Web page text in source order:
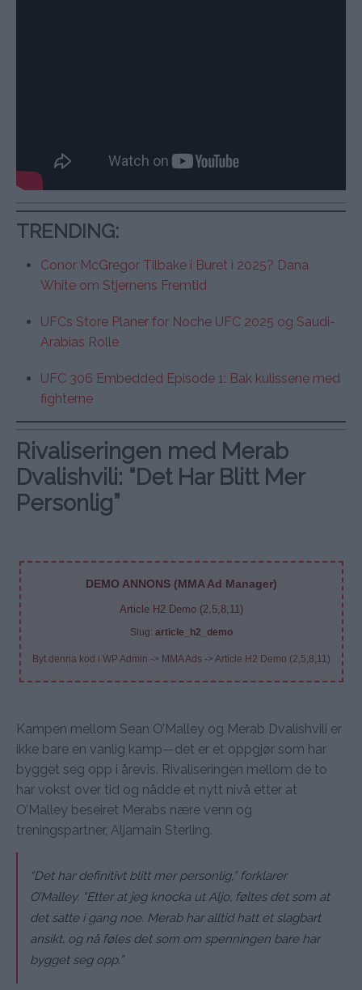
TRENDING:
Conor McGregor Tilbake i Buret i 2025? Dana
White om Stjernens Fremtid
UFCs Store Planer for Noche UFC 2025 og Saudi-
Arabias Rolle
UFC 306 Embedded Episode 1: Bak kulissene med
fighterne
Rivaliseringen med Merab
Dvalishvili: “Det Har Blitt Mer
Personlig”
DEMO ANNONS (MMA Ad Manager)
Article H2 Demo (2,5,8,11)
Slug: article_h2_demo
Byt denna kod i WP Admin -> MMA Ads -> Article H2 Demo (2,5,8,11)
Kampen mellom Sean O’Malley og Merab Dvalishvili er
ikke bare en vanlig kamp—det er et oppgjør som har
bygget seg opp i årevis. Rivaliseringen mellom de to
har vokst over tid og nådde et nytt nivå etter at
O’Malley beseiret Merabs nære venn og
treningspartner, Aljamain Sterling.
“Det har definitivt blitt mer personlig,” forklarer
O’Malley. “Etter at jeg knocka ut Aljo, føltes det som at
det satte i gang noe. Merab har alltid hatt et slagbart
ansikt, og nå føles det som om spenningen bare har
bygget seg opp.”